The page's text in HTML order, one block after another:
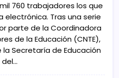
760 trabajadores los que
electrónica. Tras una serie
parte de la Coordinadora
de la Educación (CNTE),
Secretaría de Educación
del…